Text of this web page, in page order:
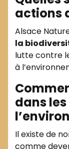
actions
Alsace
la
lutte contre
à
dans
Il existe de
comme